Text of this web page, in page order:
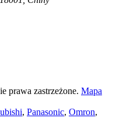
prawa zastrzeżone. Mapa
, Panasonic, Omron,